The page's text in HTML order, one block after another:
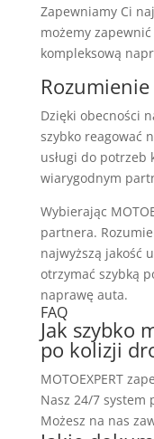
Zapewniamy Ci
możemy
kompleksową
Dzięki obecności
szybko reagować
usługi do potrzeb
wiarygodnym
Wybierając
partnera.
najwyższą jakość
otrzymać szybką
naprawę auta.
FAQ
Jak szybko
po kolizji
MOTOEXPERT
Nasz 24/7 system
Możesz na nas